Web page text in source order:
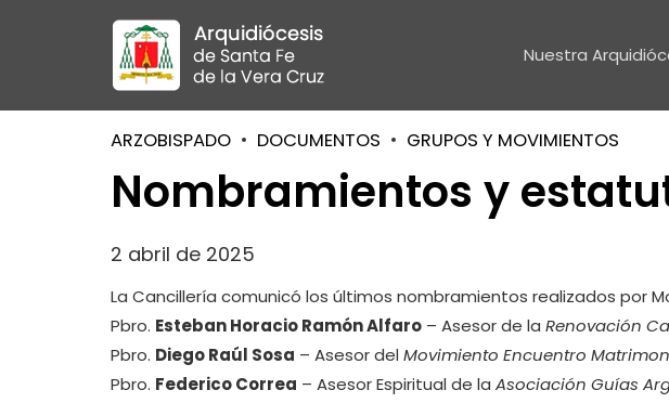
Nuestra
ARZOBISPADO DOCUMENTOS GRUPOS Y MOVIMIENTOS
Nombramientos y
2 abril de 2025
La Cancillería comunicó los últimos nombramientos realizados por
Pbro. Esteban Horacio Ramón Alfaro – Asesor de la Renovación
Pbro. Diego Raúl Sosa – Asesor del Movimiento Encuentro
Pbro. Federico Correa – Asesor Espiritual de la Asociación Guías